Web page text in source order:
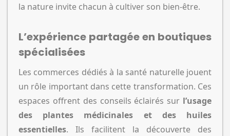
la nature invite chacun à cultiver son bien-être.
L’expérience partagée en boutiques
spécialisées
Les commerces dédiés à la santé naturelle jouent
un rôle important dans cette transformation. Ces
espaces offrent des conseils éclairés sur l’usage
des plantes médicinales et des huiles
essentielles. Ils facilitent la découverte des